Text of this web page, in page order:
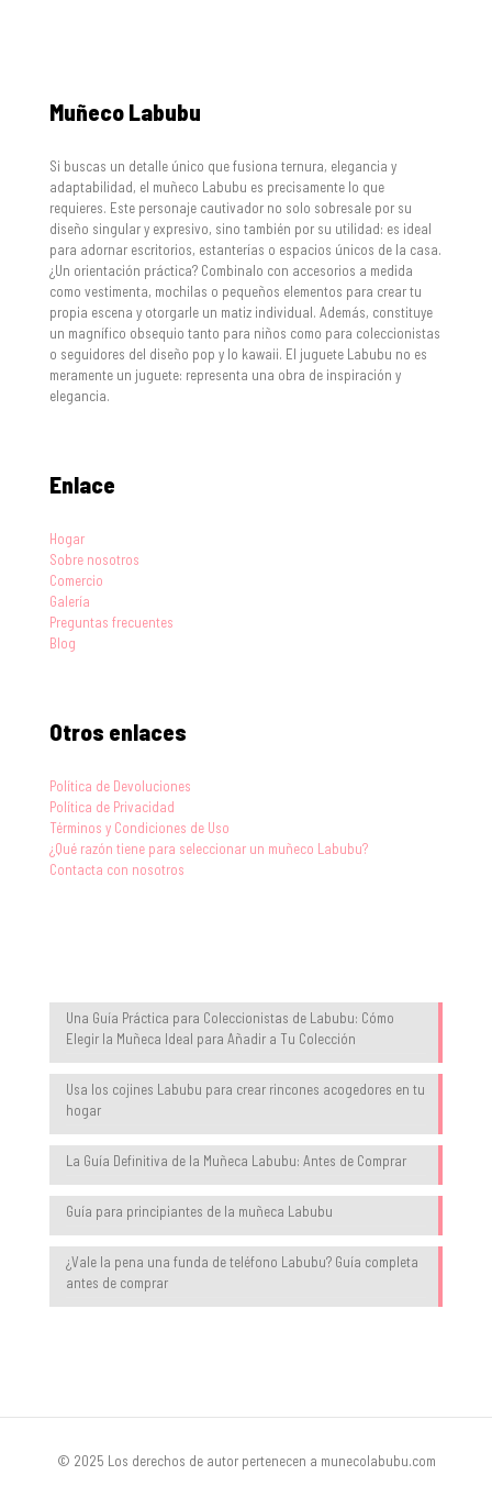
Muñeco Labubu
Si buscas un detalle único que fusiona ternura, elegancia y
adaptabilidad, el muñeco Labubu es precisamente lo que
requieres. Este personaje cautivador no solo sobresale por su
diseño singular y expresivo, sino también por su utilidad: es ideal
para adornar escritorios, estanterías o espacios únicos de la casa.
¿Un orientación práctica? Combinalo con accesorios a medida
como vestimenta, mochilas o pequeños elementos para crear tu
propia escena y otorgarle un matiz individual. Además, constituye
un magnífico obsequio tanto para niños como para coleccionistas
o seguidores del diseño pop y lo kawaii. El juguete Labubu no es
meramente un juguete: representa una obra de inspiración y
elegancia.
Enlace
Hogar
Sobre nosotros
Comercio
Galería
Preguntas frecuentes
Blog
Otros enlaces
Política de Devoluciones
Política de Privacidad
Términos y Condiciones de Uso
¿Qué razón tiene para seleccionar un muñeco Labubu?
Contacta con nosotros
Una Guía Práctica para Coleccionistas de Labubu: Cómo
Elegir la Muñeca Ideal para Añadir a Tu Colección
Usa los cojines Labubu para crear rincones acogedores en tu
hogar
La Guía Definitiva de la Muñeca Labubu: Antes de Comprar
Guía para principiantes de la muñeca Labubu
¿Vale la pena una funda de teléfono Labubu? Guía completa
antes de comprar
© 2025 Los derechos de autor pertenecen a munecolabubu.com